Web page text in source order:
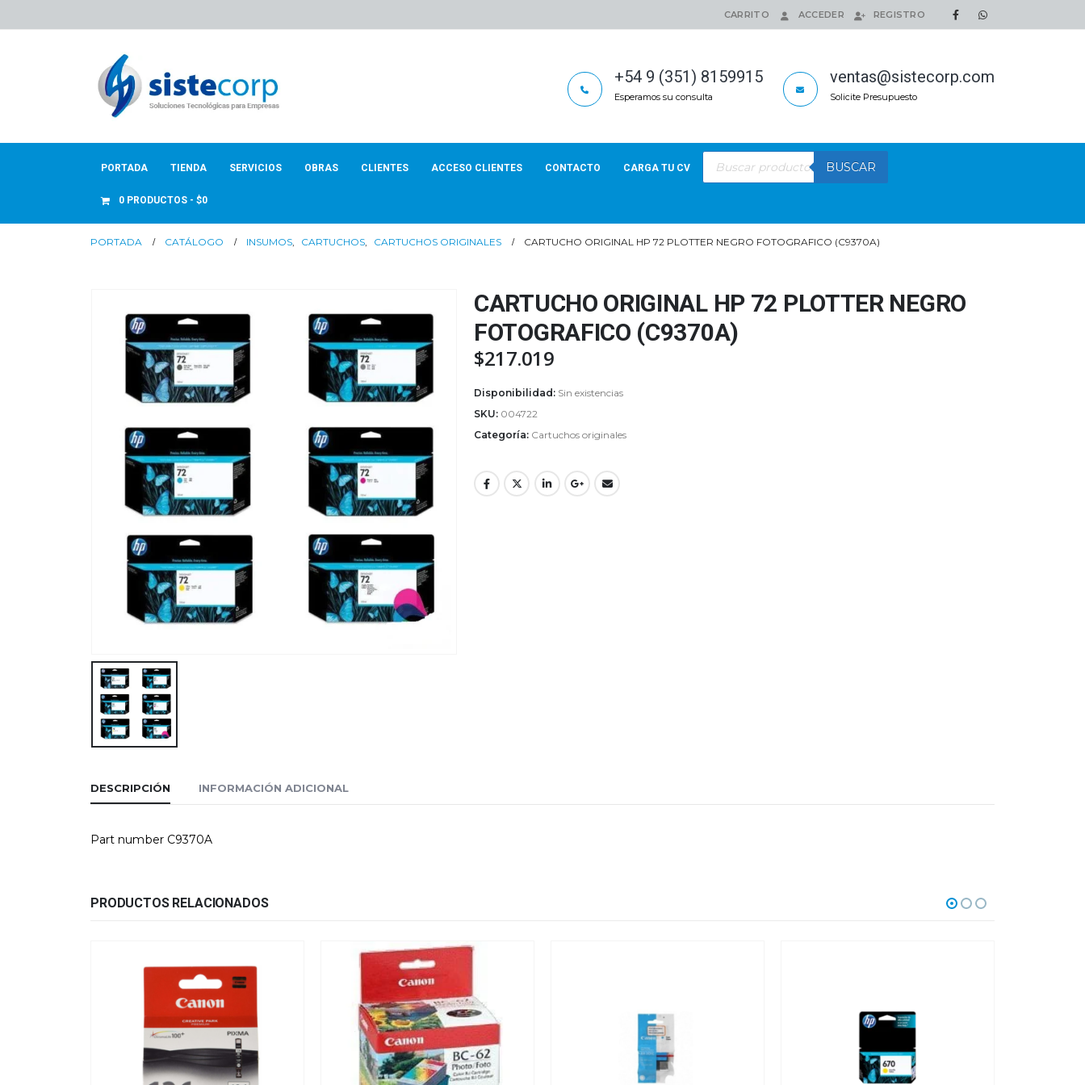
CARRITO ACCEDER REGISTRO
+54 9 (351) 8159915
Esperamos su consulta
ventas@sistecorp.com
Solicite Presupuesto
PORTADA TIENDA SERVICIOS OBRAS CLIENTES ACCESO CLIENTES CONTACTO CARGA TU CV
Búsqueda
productos
BUSCAR
0 PRODUCTOS $0
PORTADA CATÁLOGO INSUMOS, CARTUCHOS, CARTUCHOS ORIGINALES CARTUCHO ORIGINAL HP 72 PLOTTER NEGRO FOTOGRAFICO (C9370A)
CARTUCHO ORIGINAL HP 72 PLOTTER NEGRO
FOTOGRAFICO (C9370A)
$217.019
Disponibilidad: Sin existencias
SKU: 004722
Categoría: Cartuchos originales
DESCRIPCIÓN INFORMACIÓN ADICIONAL
Part number C9370A
PRODUCTOS RELACIONADOS